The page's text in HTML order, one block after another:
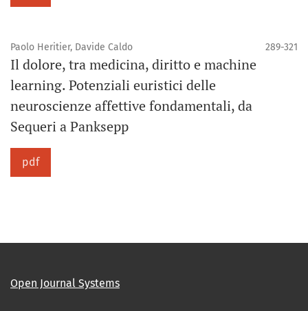
Paolo Heritier, Davide Caldo 289-321
Il dolore, tra medicina, diritto e machine
learning. Potenziali euristici delle
neuroscienze affettive fondamentali, da
Sequeri a Panksepp
pdf
Open Journal Systems